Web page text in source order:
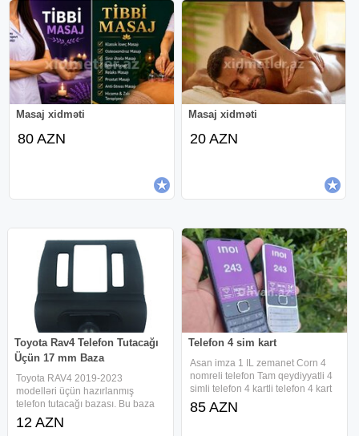
Masaj xidməti
80 AZN
Masaj xidməti
20 AZN
Toyota Rav4 Telefon Tutacağı
Üçün 17 mm Baza
Toyota RAV4 2019-2023
modelləri üçün hazırlanmış
telefon tutacağı bazası. Bu baza
vasitəsilə 17 mm girişə malik
telefon tutacaqlarını
12 AZN
Telefon 4 sim kart
Asan imza 1 IL zemanet Corn 4
nomreli telefon Tam qeydiyyatli 4
simli telefon 4 kartli telefon 4 kart
asan imza 4nomre 4kartli 4 kart 4
nomreli 4 nomre 4 sim 4sim 4kart
85 AZN